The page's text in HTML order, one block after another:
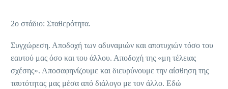
2ο στάδιο: Σταθερότητα.
Συγχώρεση. Αποδοχή των αδυναμιών και αποτυχιών τόσο του
εαυτού μας όσο και του άλλου. Αποδοχή της «μη τέλειας
σχέσης». Αποσαφηνίζουμε και διευρύνουμε την αίσθηση της
ταυτότητας μας μέσα από διάλογο με τον άλλο. Εδώ